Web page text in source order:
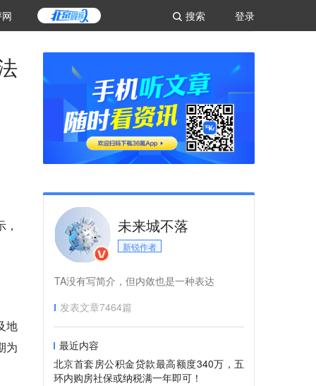
登录
搜索
地
为
未来城不落
新锐作者
TA没有写简介，但内敛也是一种表达
发表文章7464篇
最近内容
北京首套房公积金贷款最高额度340万，五
环内购房社保或纳税满一年即可！